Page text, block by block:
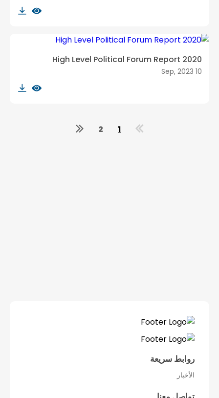
High Level Political Forum Report 2020
10 Sep, 2023
1
2
روابط سريعة
الأخبار